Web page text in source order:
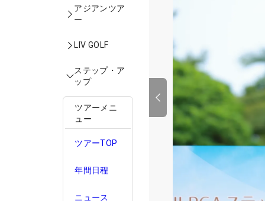
アジアンツア
ー
LIV GOLF
ステップ・ア
ップ
ツアーメニ
ュー
ツアーTOP
年間日程
ニュース